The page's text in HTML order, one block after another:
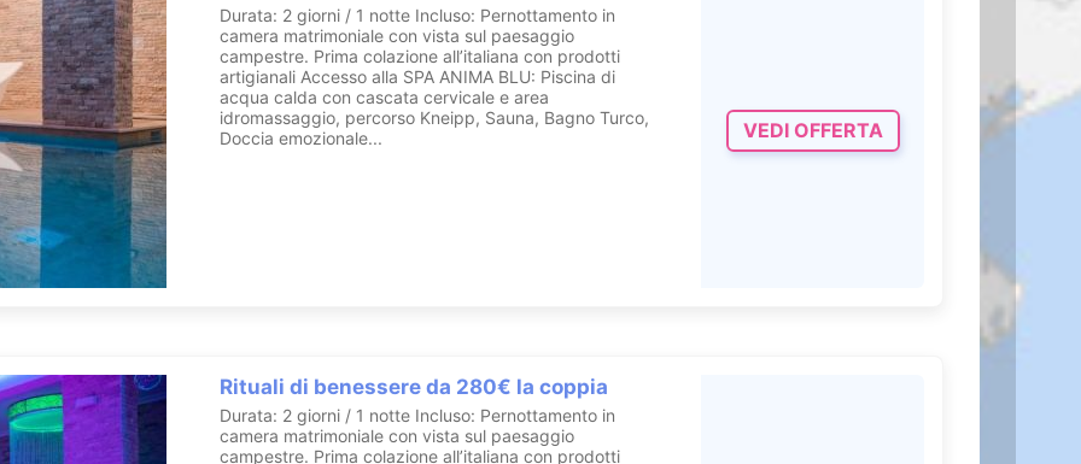
Durata: 2 giorni / 1 notte Incluso: Pernottamento in
camera matrimoniale con vista sul paesaggio
campestre. Prima colazione all’italiana con prodotti
artigianali Accesso alla SPA ANIMA BLU: Piscina di
acqua calda con cascata cervicale e area
idromassaggio, percorso Kneipp, Sauna, Bagno Turco,
Doccia emozionale...
VEDI OFFERTA
Rituali di benessere da 280€ la coppia
Durata: 2 giorni / 1 notte Incluso: Pernottamento in
camera matrimoniale con vista sul paesaggio
campestre. Prima colazione all’italiana con prodotti